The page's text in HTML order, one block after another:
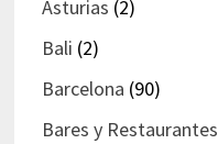
Asturias (2)
Bali (2)
Barcelona (90)
Bares y Restaurantes